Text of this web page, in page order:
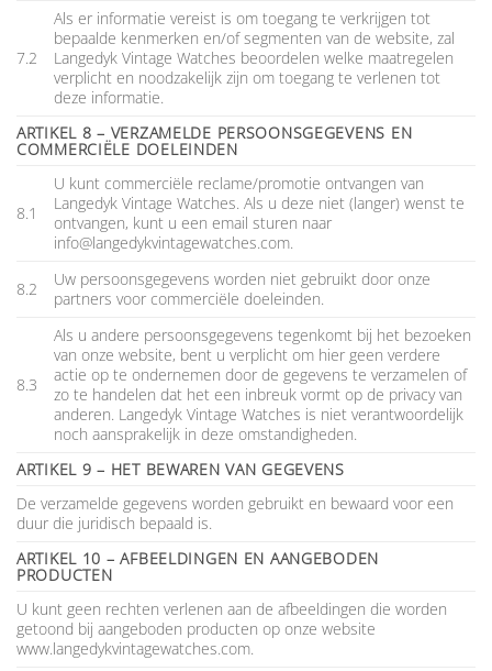
7.2
Als er informatie vereist is om toegang te verkrijgen tot
bepaalde kenmerken en/of segmenten van de website, zal
Langedyk Vintage Watches beoordelen welke maatregelen
verplicht en noodzakelijk zijn om toegang te verlenen tot
deze informatie.
ARTIKEL 8 – VERZAMELDE PERSOONSGEGEVENS EN
COMMERCIËLE DOELEINDEN
8.1
U kunt commerciële reclame/promotie ontvangen van
Langedyk Vintage Watches. Als u deze niet (langer) wenst te
ontvangen, kunt u een email sturen naar
info@langedykvintagewatches.com
8.2
Uw persoonsgegevens worden niet gebruikt door onze
partners voor commerciële doeleinden.
8.3
Als u andere persoonsgegevens tegenkomt bij het bezoeken
van onze website, bent u verplicht om hier geen verdere
actie op te ondernemen door de gegevens te verzamelen of
zo te handelen dat het een inbreuk vormt op de privacy van
anderen. Langedyk Vintage Watches is niet verantwoordelijk
noch aansprakelijk in deze omstandigheden.
ARTIKEL 9 – HET BEWAREN VAN GEGEVENS
De verzamelde gegevens worden gebruikt en bewaard voor een
duur die juridisch bepaald is.
ARTIKEL 10 – AFBEELDINGEN EN AANGEBODEN
PRODUCTEN
U kunt geen rechten verlenen aan de afbeeldingen die worden
getoond bij aangeboden producten op onze website
www.langedykvintagewatches.com.